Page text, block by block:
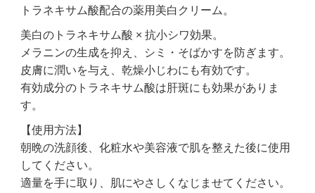
トラネキサム酸配合の薬用美白クリーム。
美白のトラネキサム酸 × 抗小シワ効果。
メラニンの生成を抑え、シミ・そばかすを防ぎます。
皮膚に潤いを与え、乾燥小じわにも有効です。
有効成分のトラネキサム酸は肝斑にも効果がありま
す。
【使用方法】
朝晩の洗顔後、化粧水や美容液で肌を整えた後に使用
してください。
適量を手に取り、肌にやさしくなじませてください。